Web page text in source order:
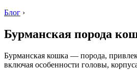
Блог ›
Бурманская порода
Бурманская кошка — порода,
включая особенности головы,